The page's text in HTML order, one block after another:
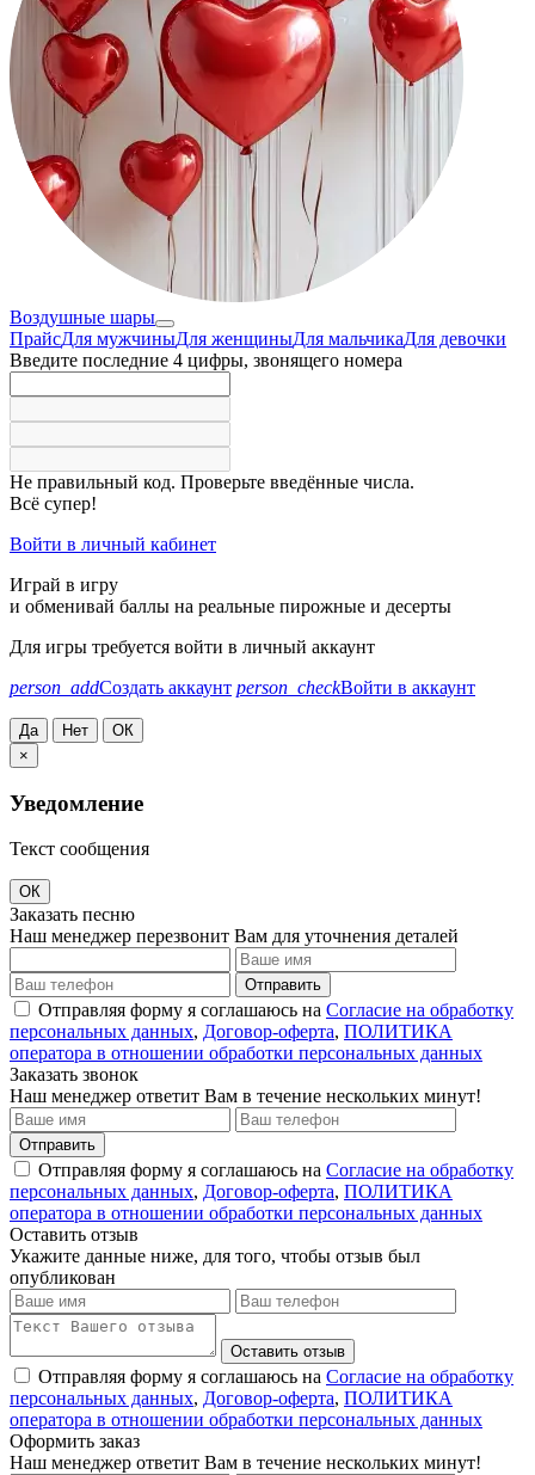
Воздушные шары
ПрайсДля мужчиныДля женщиныДля мальчикаДля девочки
Введите последние 4 цифры, звонящего номера
Не правильный код. Проверьте введённые числа.
Всё супер!
Войти в личный кабинет
Играй в игру
и обменивай баллы на реальные пирожные и десерты
Для игры требуется войти в личный аккаунт
person_addСоздать аккаунт person_checkВойти в аккаунт
Да Нет
ОК
×
Уведомление
Текст сообщения
ОК
Заказать песню
Наш менеджер перезвонит Вам для уточнения деталей
Отправить
Отправляя форму я соглашаюсь на Согласие на обработку
персональных данных, Договор-оферта, ПОЛИТИКА
оператора в отношении обработки персональных данных
Заказать звонок
Наш менеджер ответит Вам в течение нескольких минут!
Отправить
Отправляя форму я соглашаюсь на Согласие на обработку
персональных данных, Договор-оферта, ПОЛИТИКА
оператора в отношении обработки персональных данных
Оставить отзыв
Укажите данные ниже, для того, чтобы отзыв был
опубликован
Оставить отзыв
Отправляя форму я соглашаюсь на Согласие на обработку
персональных данных, Договор-оферта, ПОЛИТИКА
оператора в отношении обработки персональных данных
Оформить заказ
Наш менеджер ответит Вам в течение нескольких минут!